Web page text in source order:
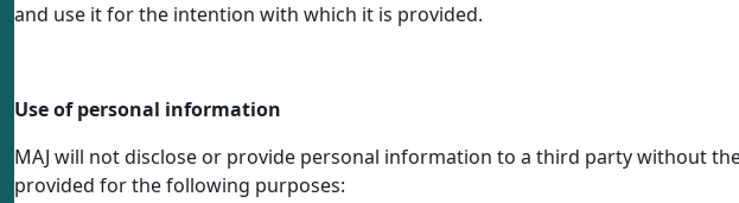
and use it for the intention with which it is provided.
Use of personal information
MAJ will not disclose or provide personal information to a third party without
provided for the following purposes: